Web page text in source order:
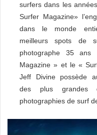
surfers dans les
Surfer Magazine»
dans le monde
meilleurs spots de
photographe 35
Magazine » et le «
Jeff Divine possède
des plus grandes
photographies de surf